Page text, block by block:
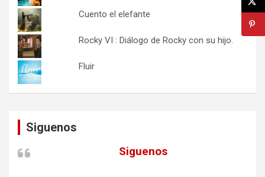
Cuento el elefante
Rocky VI : Diálogo de Rocky con su hijo.
Fluir
Siguenos
Siguenos